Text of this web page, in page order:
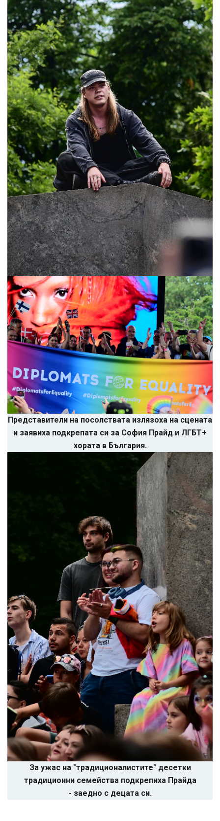
Успешно
излязохте от
профила си!
Представители на посолствата излязоха на сцената
и заявиха подкрепата си за София Прайд и ЛГБТ+
хората в България.
За ужас на "традиционалистите" десетки
традиционни семейства подкрепиха Прайда
- заедно с децата си.